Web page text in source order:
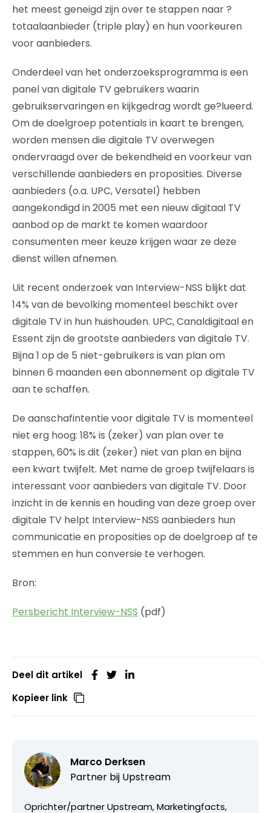
het meest geneigd zijn over te stappen naar ?
totaalaanbieder (triple play) en hun voorkeuren
voor aanbieders.
Onderdeel van het onderzoeksprogramma is een
panel van digitale TV gebruikers waarin
gebruikservaringen en kijkgedrag wordt ge?lueerd.
Om de doelgroep potentials in kaart te brengen,
worden mensen die digitale TV overwegen
ondervraagd over de bekendheid en voorkeur van
verschillende aanbieders en proposities. Diverse
aanbieders (o.a. UPC, Versatel) hebben
aangekondigd in 2005 met een nieuw digitaal TV
aanbod op de markt te komen waardoor
consumenten meer keuze krijgen waar ze deze
dienst willen afnemen.
Uit recent onderzoek van Interview-NSS blijkt dat
14% van de bevolking momenteel beschikt over
digitale TV in hun huishouden. UPC, Canaldigitaal en
Essent zijn de grootste aanbieders van digitale TV.
Bijna 1 op de 5 niet-gebruikers is van plan om
binnen 6 maanden een abonnement op digitale TV
aan te schaffen.
De aanschafintentie voor digitale TV is momenteel
niet erg hoog: 18% is (zeker) van plan over te
stappen, 60% is dit (zeker) niet van plan en bijna
een kwart twijfelt. Met name de groep twijfelaars is
interessant voor aanbieders van digitale TV. Door
inzicht in de kennis en houding van deze groep over
digitale TV helpt Interview-NSS aanbieders hun
communicatie en proposities op de doelgroep af te
stemmen en hun conversie te verhogen.
Bron:
Persbericht Interview-NSS (pdf)
Deel dit artikel
Kopieer link
Marco Derksen
Partner bij Upstream
Oprichter/partner Upstream, Marketingfacts,